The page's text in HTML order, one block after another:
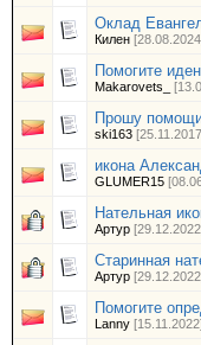
Оклад
Килен
Помогите
Makarovets_
Прошу
ski163
икона
GLUMER15
Нательная
Артур
Старинная
Артур
Помогите
Lanny